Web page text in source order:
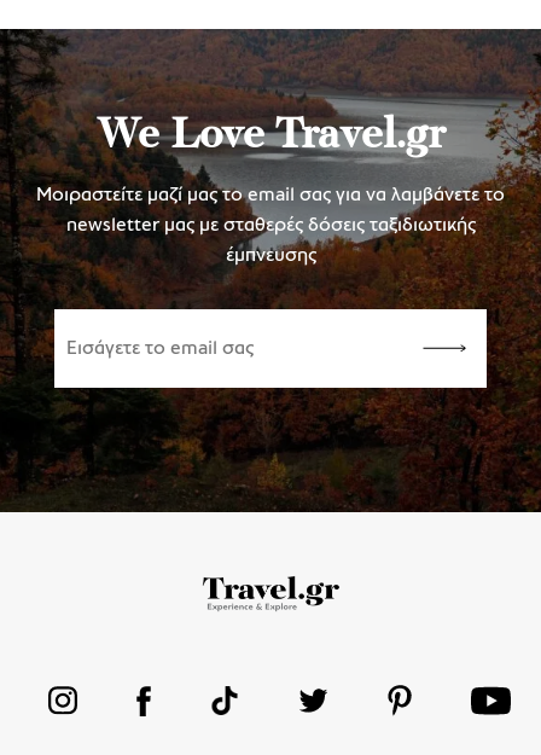
We Love Travel.gr
Μοιραστείτε μαζί μας το email σας για να λαμβάνετε το
newsletter μας με σταθερές δόσεις ταξιδιωτικής
έμπνευσης